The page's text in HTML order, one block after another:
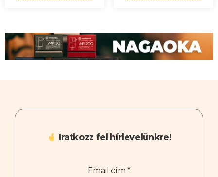
Iratkozz fel hírlevelünkre!
Email cím *